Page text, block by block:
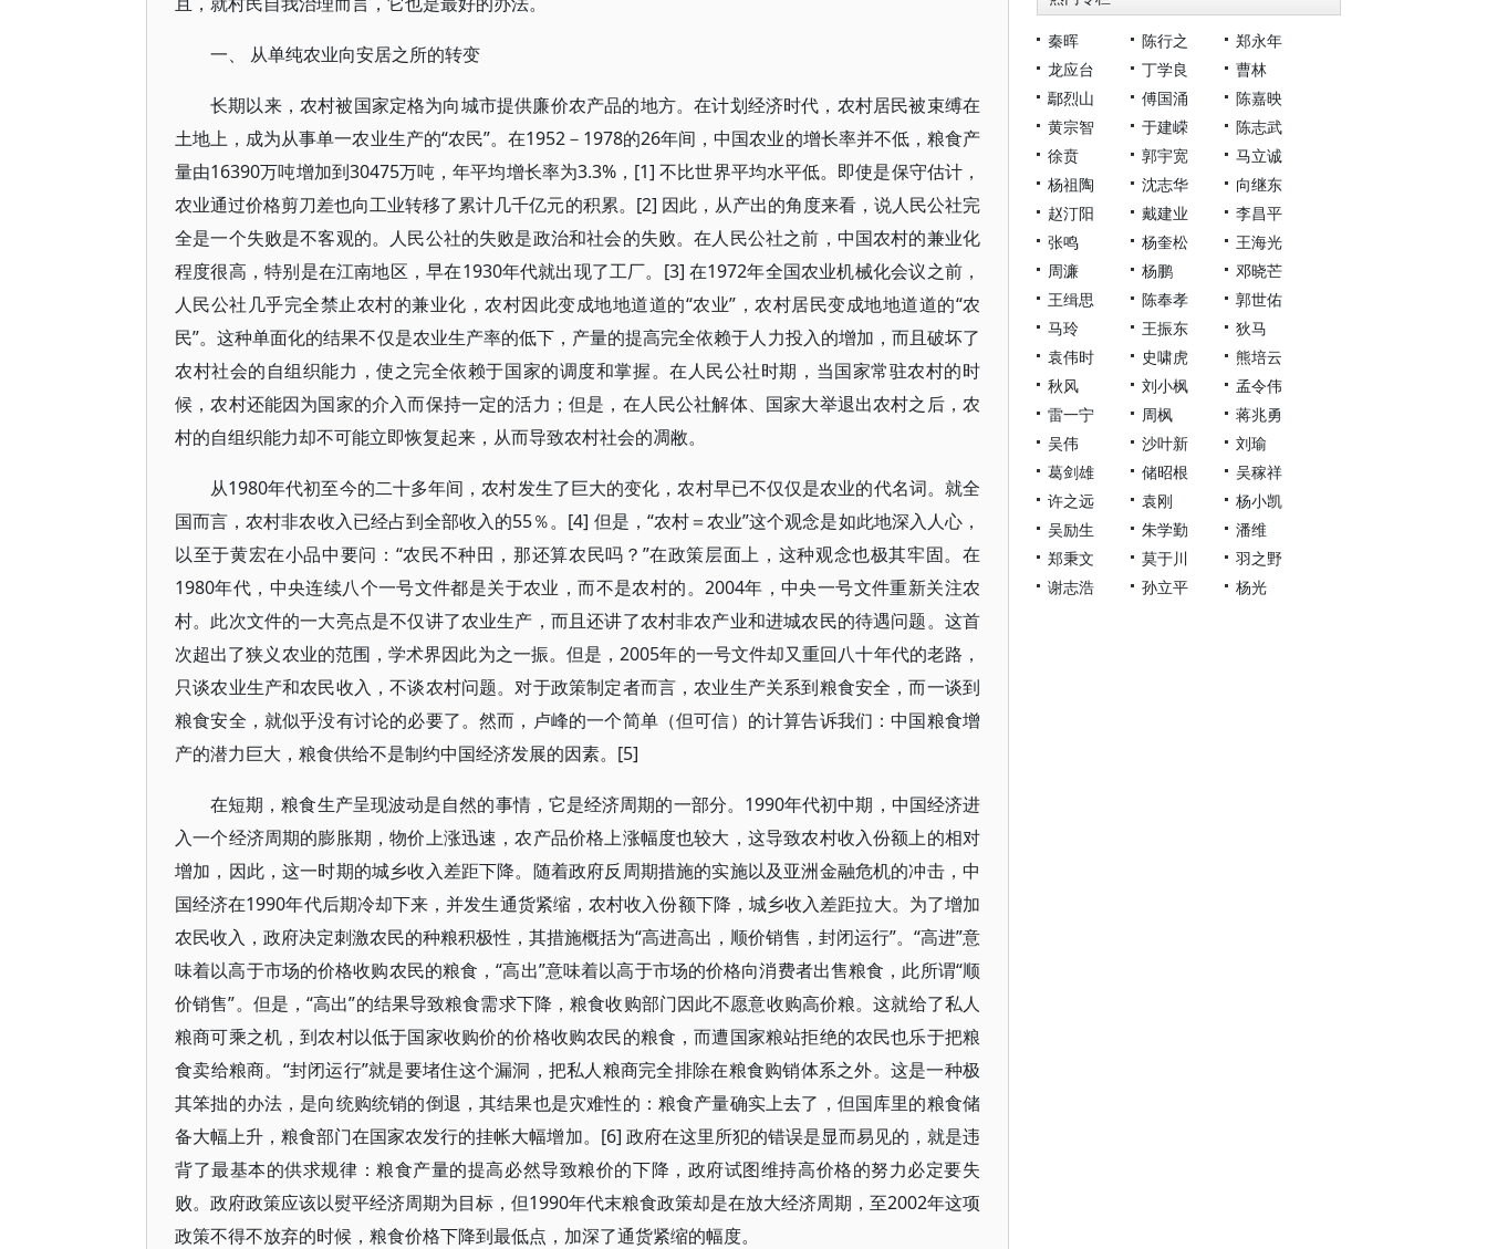
一、 从单纯农业向安居之所的转变
长期以来，农村被国家定格为向城市提供廉价农产品的地方。在计划经济时代，农村居民被束缚在
土地上，成为从事单一农业生产的“农民”。在1952－1978的26年间，中国农业的增长率并不低，粮食产
量由16390万吨增加到30475万吨，年平均增长率为3.3%，[1] 不比世界平均水平低。即使是保守估计，
农业通过价格剪刀差也向工业转移了累计几千亿元的积累。[2] 因此，从产出的角度来看，说人民公社完
全是一个失败是不客观的。人民公社的失败是政治和社会的失败。在人民公社之前，中国农村的兼业化
程度很高，特别是在江南地区，早在1930年代就出现了工厂。[3] 在1972年全国农业机械化会议之前，
人民公社几乎完全禁止农村的兼业化，农村因此变成地地道道的“农业”，农村居民变成地地道道的“农
民”。这种单面化的结果不仅是农业生产率的低下，产量的提高完全依赖于人力投入的增加，而且破坏了
农村社会的自组织能力，使之完全依赖于国家的调度和掌握。在人民公社时期，当国家常驻农村的时
候，农村还能因为国家的介入而保持一定的活力；但是，在人民公社解体、国家大举退出农村之后，农
村的自组织能力却不可能立即恢复起来，从而导致农村社会的凋敝。
从1980年代初至今的二十多年间，农村发生了巨大的变化，农村早已不仅仅是农业的代名词。就全
国而言，农村非农收入已经占到全部收入的55％。[4] 但是，“农村＝农业”这个观念是如此地深入人心，
以至于黄宏在小品中要问：“农民不种田，那还算农民吗？”在政策层面上，这种观念也极其牢固。在
1980年代，中央连续八个一号文件都是关于农业，而不是农村的。2004年，中央一号文件重新关注农
村。此次文件的一大亮点是不仅讲了农业生产，而且还讲了农村非农产业和进城农民的待遇问题。这首
次超出了狭义农业的范围，学术界因此为之一振。但是，2005年的一号文件却又重回八十年代的老路，
只谈农业生产和农民收入，不谈农村问题。对于政策制定者而言，农业生产关系到粮食安全，而一谈到
粮食安全，就似乎没有讨论的必要了。然而，卢峰的一个简单（但可信）的计算告诉我们：中国粮食增
产的潜力巨大，粮食供给不是制约中国经济发展的因素。[5]
在短期，粮食生产呈现波动是自然的事情，它是经济周期的一部分。1990年代初中期，中国经济进
入一个经济周期的膨胀期，物价上涨迅速，农产品价格上涨幅度也较大，这导致农村收入份额上的相对
增加，因此，这一时期的城乡收入差距下降。随着政府反周期措施的实施以及亚洲金融危机的冲击，中
国经济在1990年代后期冷却下来，并发生通货紧缩，农村收入份额下降，城乡收入差距拉大。为了增加
农民收入，政府决定刺激农民的种粮积极性，其措施概括为“高进高出，顺价销售，封闭运行”。“高进”意
味着以高于市场的价格收购农民的粮食，“高出”意味着以高于市场的价格向消费者出售粮食，此所谓“顺
价销售”。但是，“高出”的结果导致粮食需求下降，粮食收购部门因此不愿意收购高价粮。这就给了私人
粮商可乘之机，到农村以低于国家收购价的价格收购农民的粮食，而遭国家粮站拒绝的农民也乐于把粮
食卖给粮商。“封闭运行”就是要堵住这个漏洞，把私人粮商完全排除在粮食购销体系之外。这是一种极
其笨拙的办法，是向统购统销的倒退，其结果也是灾难性的：粮食产量确实上去了，但国库里的粮食储
备大幅上升，粮食部门在国家农发行的挂帐大幅增加。[6] 政府在这里所犯的错误是显而易见的，就是违
背了最基本的供求规律：粮食产量的提高必然导致粮价的下降，政府试图维持高价格的努力必定要失
败。政府政策应该以熨平经济周期为目标，但1990年代末粮食政策却是在放大经济周期，至2002年这项
政策不得不放弃的时候，粮食价格下降到最低点，加深了通货紧缩的幅度。
秦晖 陈行之
郑永年
龙应台
丁学良
曹林
鄢烈山
傅国涌
陈嘉映
黄宗智
于建嵘
陈志武
徐贲
郭宇宽
马立诚
杨祖陶
沈志华
向继东
赵汀阳
戴建业
李昌平
张鸣
杨奎松
王海光
周濂
杨鹏
邓晓芒
王缉思
陈奉孝
郭世佑
马玲
王振东
狄马
袁伟时
史啸虎
熊培云
秋风
刘小枫
孟令伟
雷一宁
周枫
蒋兆勇
吴伟
沙叶新
刘瑜
葛剑雄
储昭根
吴稼祥
许之远
袁刚
杨小凯
吴励生
朱学勤
潘维
郑秉文
莫于川
羽之野
谢志浩
孙立平 杨光